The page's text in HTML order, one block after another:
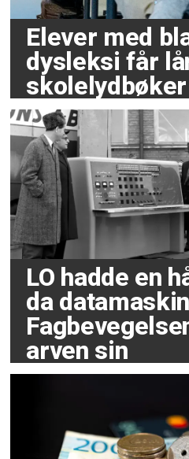
Elever med
dysleksi får
LO hadde en
da
arven sin